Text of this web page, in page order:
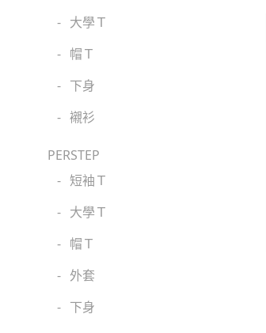
- 大學Ｔ
- 帽Ｔ
- 下身
- 襯衫
PERSTEP
- 短袖Ｔ
- 大學Ｔ
- 帽Ｔ
- 外套
- 下身